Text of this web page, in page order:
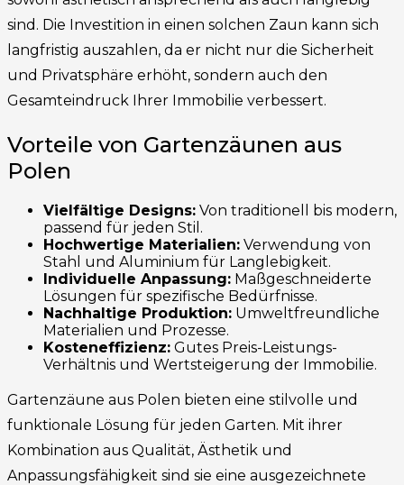
sind. Die Investition in einen solchen Zaun kann sich
langfristig auszahlen, da er nicht nur die Sicherheit
und Privatsphäre erhöht, sondern auch den
Gesamteindruck Ihrer Immobilie verbessert.
Vorteile von Gartenzäunen aus
Polen
Vielfältige Designs: Von traditionell bis modern,
passend für jeden Stil.
Hochwertige Materialien: Verwendung von
Stahl und Aluminium für Langlebigkeit.
Individuelle Anpassung: Maßgeschneiderte
Lösungen für spezifische Bedürfnisse.
Nachhaltige Produktion: Umweltfreundliche
Materialien und Prozesse.
Kosteneffizienz: Gutes Preis-Leistungs-
Verhältnis und Wertsteigerung der Immobilie.
Gartenzäune aus Polen bieten eine stilvolle und
funktionale Lösung für jeden Garten. Mit ihrer
Kombination aus Qualität, Ästhetik und
Anpassungsfähigkeit sind sie eine ausgezeichnete